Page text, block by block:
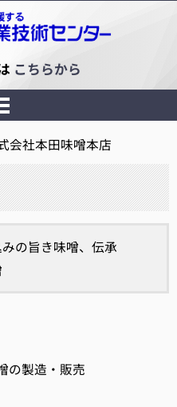
こちらから
会社本田味噌本店
の旨き味噌、伝承
の製造・販売